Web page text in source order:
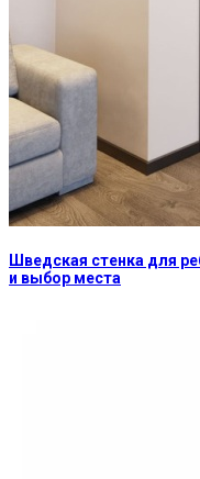
Шведская стенка для
и выбор места